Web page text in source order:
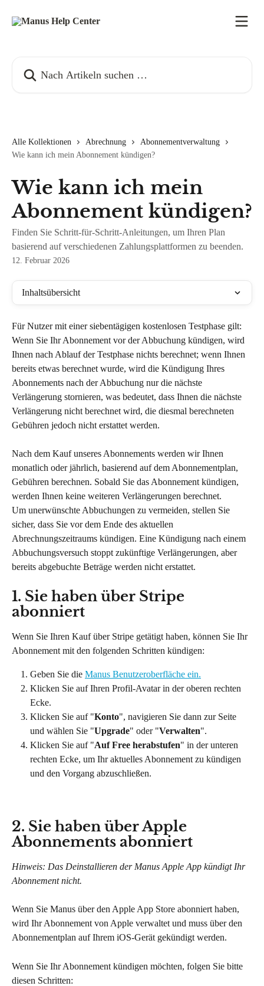
Alle Kollektionen Abrechnung
Abonnementverwaltung
Wie kann ich mein Abonnement kündigen?
Wie kann ich mein
Abonnement kündigen?
Finden Sie Schritt-für-Schritt-Anleitungen, um Ihren Plan
basierend auf verschiedenen Zahlungsplattformen zu beenden.
12. Februar 2026
Inhaltsübersicht
Für Nutzer mit einer siebentägigen kostenlosen Testphase gilt:
Wenn Sie Ihr Abonnement vor der Abbuchung kündigen, wird
Ihnen nach Ablauf der Testphase nichts berechnet; wenn Ihnen
bereits etwas berechnet wurde, wird die Kündigung Ihres
Abonnements nach der Abbuchung nur die nächste
Verlängerung stornieren, was bedeutet, dass Ihnen die nächste
Verlängerung nicht berechnet wird, die diesmal berechneten
Gebühren jedoch nicht erstattet werden.
Nach dem Kauf unseres Abonnements werden wir Ihnen
monatlich oder jährlich, basierend auf dem Abonnementplan,
Gebühren berechnen. Sobald Sie das Abonnement kündigen,
werden Ihnen keine weiteren Verlängerungen berechnet.
Um unerwünschte Abbuchungen zu vermeiden, stellen Sie
sicher, dass Sie vor dem Ende des aktuellen
Abrechnungszeitraums kündigen. Eine Kündigung nach einem
Abbuchungsversuch stoppt zukünftige Verlängerungen, aber
bereits abgebuchte Beträge werden nicht erstattet.
1. Sie haben über Stripe
abonniert
Wenn Sie Ihren Kauf über Stripe getätigt haben, können Sie Ihr
Abonnement mit den folgenden Schritten kündigen:
Geben Sie die Manus Benutzeroberfläche ein.
Klicken Sie auf Ihren Profil-Avatar in der oberen rechten
Ecke.
Klicken Sie auf "Konto", navigieren Sie dann zur Seite
und wählen Sie "Upgrade" oder "Verwalten".
Klicken Sie auf "Auf Free herabstufen" in der unteren
rechten Ecke, um Ihr aktuelles Abonnement zu kündigen
und den Vorgang abzuschließen.
2. Sie haben über Apple
Abonnements abonniert
Hinweis: Das Deinstallieren der Manus Apple App kündigt Ihr
Abonnement nicht.
Wenn Sie Manus über den Apple App Store abonniert haben,
wird Ihr Abonnement von Apple verwaltet und muss über den
Abonnementplan auf Ihrem iOS-Gerät gekündigt werden.
Wenn Sie Ihr Abonnement kündigen möchten, folgen Sie bitte
diesen Schritten: